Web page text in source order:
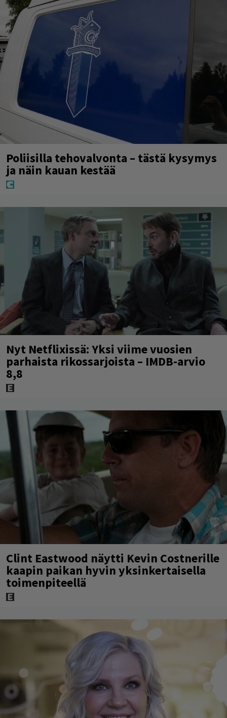
Poliisilla tehovalvonta – tästä kysymys
ja näin kauan kestää
Nyt Netflixissä: Yksi viime vuosien
parhaista rikossarjoista – IMDB-arvio
8,8
Clint Eastwood näytti Kevin Costnerille
kaapin paikan hyvin yksinkertaisella
toimenpiteellä